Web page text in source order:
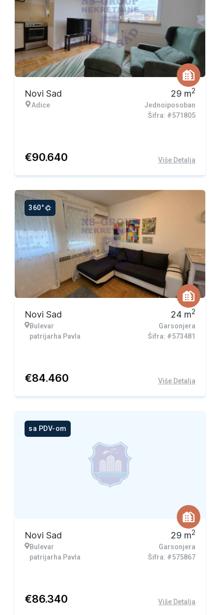
Novi Sad
Adice
29 m2
Jednoiposoban
Šifra: #571805
€90.640 Više Detalja
360°
Novi Sad
Bulevar
patrijarha Pavla
24 m2
Garsonjera
Šifra: #573481
€84.460 Više Detalja
sa PDV-om
Novi Sad
Bulevar
patrijarha Pavla
29 m2
Garsonjera
Šifra: #575867
€86.340 Više Detalja